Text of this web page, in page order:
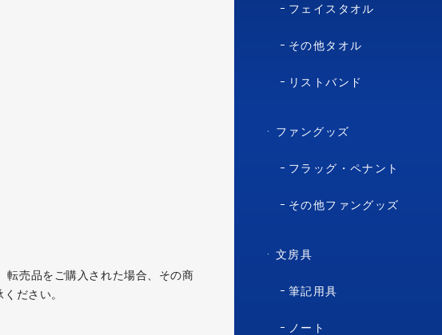
転売品をご購入された場合、その商
ださい。
フェイスタオル
その他タオル
リストバンド
ファングッズ
フラッグ・ペナント
その他ファングッズ
文房具
筆記用具
ノート